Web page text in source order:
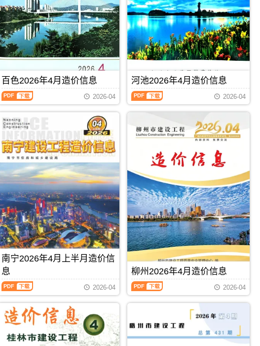
参
考
价，
防
城
港
市
信
息
期
PDF
百
色
市
造
价
信
息
刊
PDF
发
布，
南
宁
建
设
工
造
价
信
息
从
年
月
后
分
为
上
半
月
信
息
价
和
下
半
月
信
息
价
下
载
请
于
柳
州
工
程
投
资
编
制，
属
于
市
建
汇
柳
州
市
造
价
信
息
期
PDF
设
工
程
造
价
息）
期
刊，
由
桂
林
市
建
设
价
信
息
网
用
于
桂
林
工
程
招
标
控
制
价
编
制，
属
于
桂
市
PDF 下载
建
设
工
程
造
价
信
息）
刊，
由
梧
州
市
设
造
网
布，
用
于
州
工
程
施
图
预
算
编
制，
属
梧
州
市
PDF 下载
百色2026年4月造价信息
百
色
年
4
造
价
（百
色
建
设
工
程
造
价
信
期
刊，
由
百
色
市
建
设
PDF 下载
2026-04
河池2026年4月造价信息
河
池
月
（河
池
建
设
程
造
价
信
息）
期
刊，
由
河
池
市
造
价
PDF 下载
2026-04
南宁2026年4月上半月造价信
息
南
宁
月
半
2026-04
柳州2026年4月造价信息
柳
州
月
2026-04